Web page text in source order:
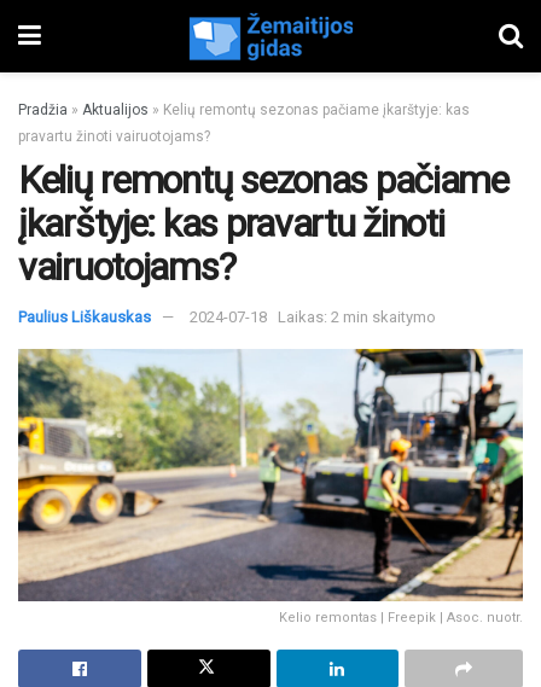
Pradžia » Aktualijos » Kelių remontų sezonas pačiame įkarštyje: kas
pravartu žinoti vairuotojams?
Kelių remontų sezonas pačiame
įkarštyje: kas pravartu žinoti
vairuotojams?
Paulius Liškauskas 2024-07-18 Laikas: 2 min skaitymo
Kelio remontas | Freepik | Asoc. nuotr.